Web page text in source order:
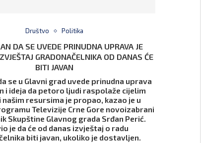
Društvo Politika
DA SE UVEDE PRINUDNA UPRAVA JE
GRADONAČELNIKA OD DANAS ĆE
BITI JAVAN
se u Glavni grad uvede prinudna uprava
i ideja da petoro ljudi raspolaže cijelim
našim resursima je propao, kazao je u
Televizije Crne Gore novoizabrani
Skupštine Glavnog grada Srđan Perić.
je da će od danas izvještaj o radu
biti javan, ukoliko je dostavljen.